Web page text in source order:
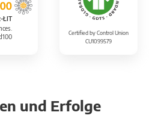
ŁIT
Certified by Control Union
CU1099579
und Erfolge